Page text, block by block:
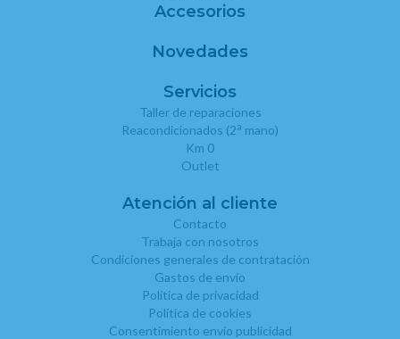
Accesorios
Novedades
Servicios
Taller de reparaciones
Reacondicionados (2a mano)
Km 0
Outlet
Atención al cliente
Contacto
Trabaja con nosotros
Condiciones generales de contratación
Gastos de envío
Política de privacidad
Política de cookies
Consentimiento envío publicidad